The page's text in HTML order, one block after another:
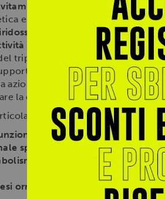
vitamina D
e di altri ormoni
e regolazione endocrina che
cloridrato)
: A 0,42 mg
ormonale
, modulando la
triptofano in serotonina,
l’assorbimento del
azione sinergica con il DAA
laconcentrazionee la
indicato per uomini
di testosteroneper una
spermatogenesi
e la fertilità
energetico
per
ormonale
e la regolazione